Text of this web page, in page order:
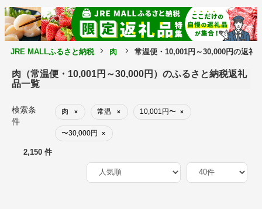
JRE MALLふるさと納税 肉 常温便・10,001円～30,000円の返礼
肉（常温便・10,001円～30,000円）のふるさと納税返礼
品一覧
検索条
件
肉 × 常温 × 10,001円〜 ×
〜30,000円 ×
2,150 件